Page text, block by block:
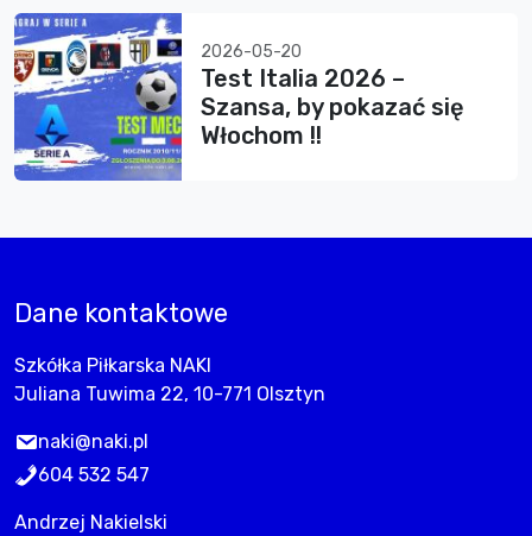
2026-05-20
Test Italia 2026 –
Szansa, by pokazać się
Włochom !!
Dane kontaktowe
Szkółka Piłkarska NAKI
Juliana Tuwima 22, 10-771 Olsztyn
naki@naki.pl
604 532 547
Andrzej Nakielski